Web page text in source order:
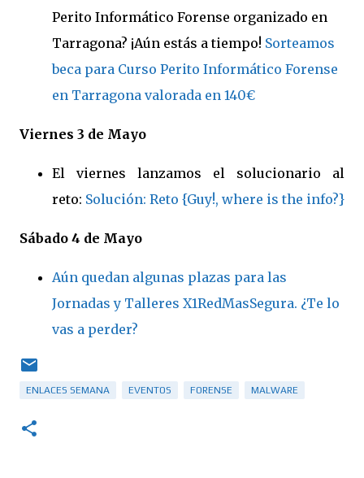
Perito Informático Forense organizado en
Tarragona? ¡Aún estás a tiempo! Sorteamos
beca para Curso Perito Informático Forense
en Tarragona valorada en 140€
Viernes 3 de Mayo
El viernes lanzamos el solucionario al
reto: Solución: Reto {Guy!, where is the info?}
Sábado 4 de Mayo
Aún quedan algunas plazas para las
Jornadas y Talleres X1RedMasSegura. ¿Te lo
vas a perder?
ENLACES SEMANA EVENTOS FORENSE MALWARE